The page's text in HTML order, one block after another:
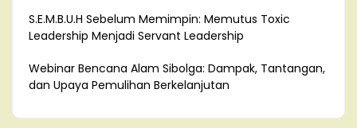
S.E.M.B.U.H Sebelum Memimpin: Memutus Toxic
Leadership Menjadi Servant Leadership
Webinar Bencana Alam Sibolga: Dampak, Tantangan,
dan Upaya Pemulihan Berkelanjutan